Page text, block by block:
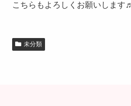
こちらもよろしくお願いします♬
未分類